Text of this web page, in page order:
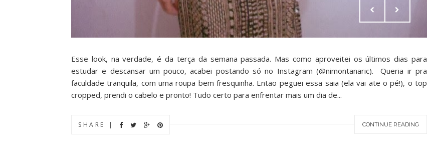
Esse look, na verdade, é da terça da semana passada. Mas como aproveitei os últimos dias para
estudar e descansar um pouco, acabei postando só no Instagram (@nimontanaric). Queria ir pra
faculdade tranquila, com uma roupa bem fresquinha. Então peguei essa saia (ela vai ate o pé!), o top
cropped, prendi o cabelo e pronto! Tudo certo para enfrentar mais um dia de...
CONTINUE READING
SHARE |